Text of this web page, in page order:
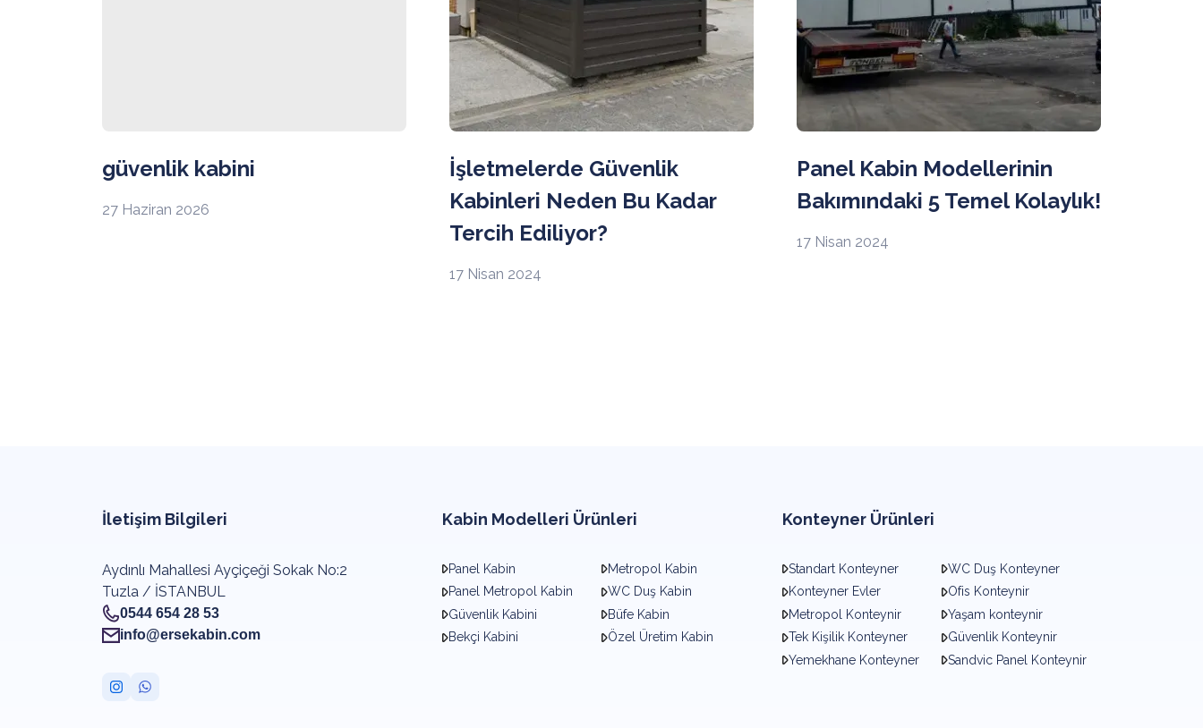
güvenlik kabini
27 Haziran 2026
İşletmelerde Güvenlik
Kabinleri Neden Bu Kadar
Tercih Ediliyor?
17 Nisan 2024
Panel Kabin Modellerinin
Bakımındaki 5 Temel Kolaylık!
17 Nisan 2024
İletişim Bilgileri
Aydınlı Mahallesi Ayçiçeği Sokak No:2
Tuzla / İSTANBUL
0544 654 28 53
info@ersekabin.com
Kabin Modelleri Ürünleri
Panel Kabin
Metropol Kabin
Panel Metropol Kabin
WC Duş Kabin
Güvenlik Kabini
Büfe Kabin
Bekçi Kabini
Özel Üretim Kabin
Konteyner Ürünleri
Standart Konteyner
WC Duş Konteyner
Konteyner Evler
Ofis Konteynir
Metropol Konteynir
Yaşam konteynir
Tek Kişilik Konteyner
Güvenlik Konteynir
Yemekhane Konteyner
Sandvic Panel Konteynir